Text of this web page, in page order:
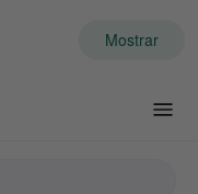
Mostrar